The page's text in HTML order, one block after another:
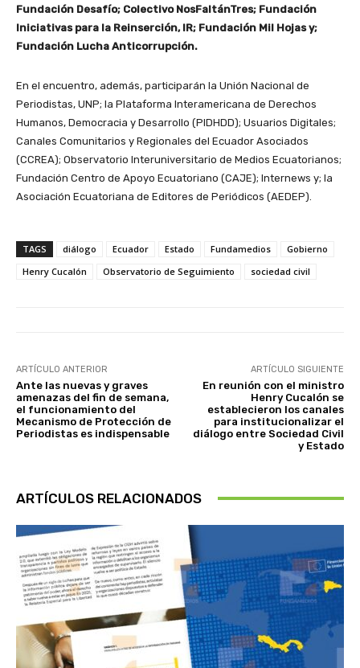
Fundación Desafío; Colectivo NosFaltánTres; Fundación
Iniciativas para la Reinserción, IR; Fundación Mil Hojas y;
Fundación Lucha Anticorrupción.
En el encuentro, además, participarán la Unión Nacional de
Periodistas, UNP; la Plataforma Interamericana de Derechos
Humanos, Democracia y Desarrollo (PIDHDD); Usuarios Digitales;
Canales Comunitarios y Regionales del Ecuador Asociados
(CCREA); Observatorio Interuniversitario de Medios Ecuatorianos;
Fundación Centro de Apoyo Ecuatoriano (CAJE); Internews y; la
Asociación Ecuatoriana de Editores de Periódicos (AEDEP).
TAGS diálogo Ecuador Estado Fundamedios
Gobierno
Henry Cucalón
Observatorio de Seguimiento sociedad civil
ARTÍCULO ANTERIOR
Ante las nuevas y graves
amenazas del fin de semana,
el funcionamiento del
Mecanismo de Protección de
Periodistas es indispensable
ARTÍCULO SIGUIENTE
En reunión con el ministro
Henry Cucalón se
establecieron los canales
para institucionalizar el
diálogo entre Sociedad Civil
y Estado
ARTÍCULOS RELACIONADOS